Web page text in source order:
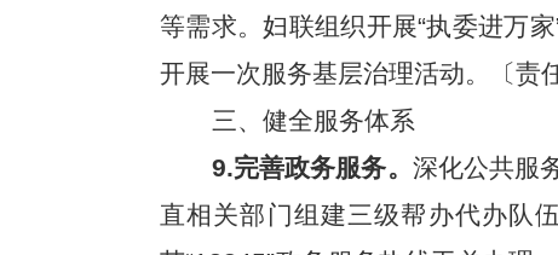
等需求。妇联组织开展“执委进万
开展一次服务基层治理活动。〔责
三、健全服务体系
9.完善政务服务。 深化公共服
直相关部门组建三级帮办代办队